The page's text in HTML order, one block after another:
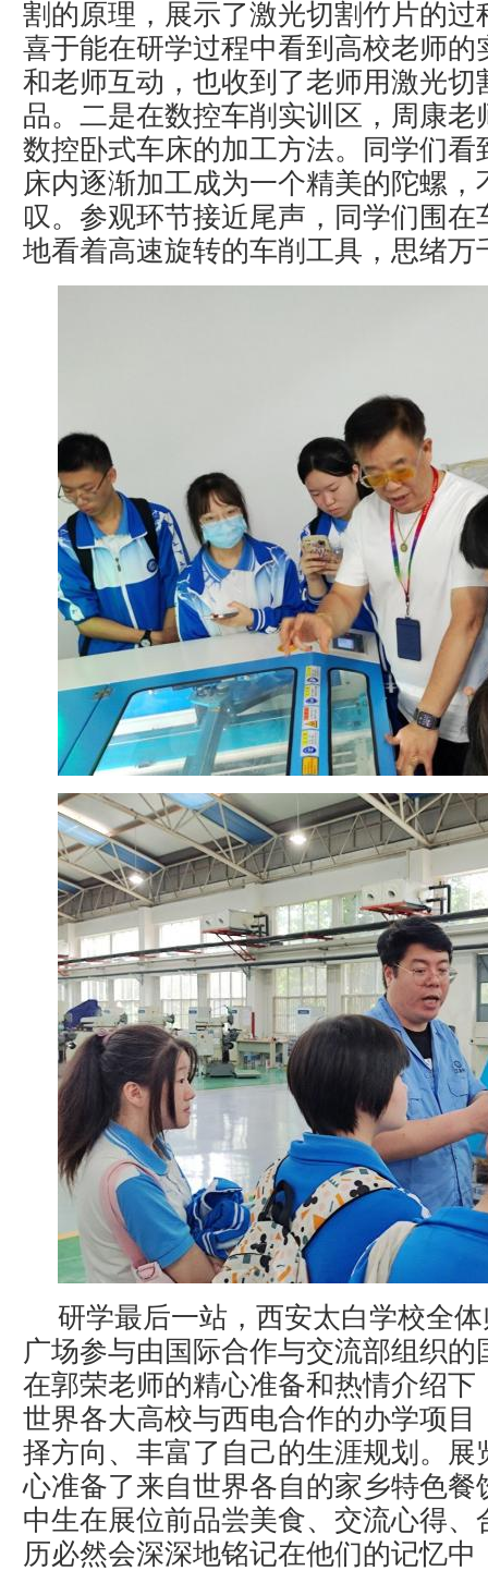
割的原理，展示了激光切割竹片的过
喜于能在研学过程中看到高校老师的
和老师互动，也收到了老师用激光切
品。二是在数控车削实训区，周康老
数控卧式车床的加工方法。同学们看
床内逐渐加工成为一个精美的陀螺，
叹。参观环节接近尾声，同学们围在
地看着高速旋转的车削工具，思绪万
研学最后一站，西安太白学校全
广场参与由国际合作与交流部组织的
在郭荣老师的精心准备和热情介绍下
世界各大高校与西电合作的办学项目
择方向、丰富了自己的生涯规划。展
心准备了来自世界各自的家乡特色餐
中生在展位前品尝美食、交流心得、
历必然会深深地铭记在他们的记忆中